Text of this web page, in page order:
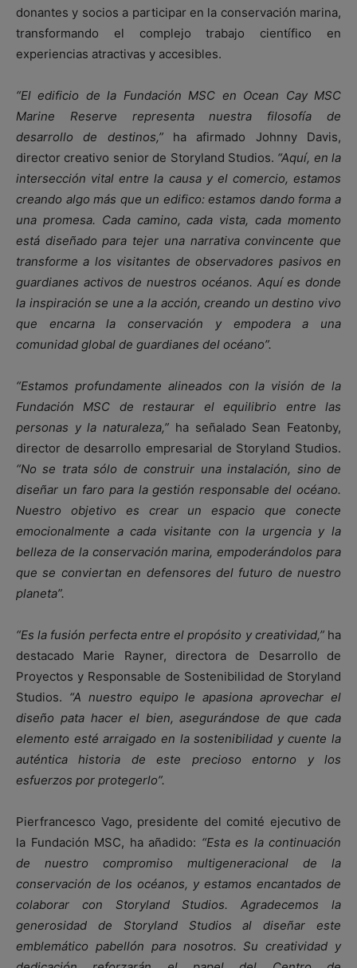
donantes y socios a participar en la conservación marina,
transformando el complejo trabajo científico en
experiencias atractivas y accesibles.
“El edificio de la Fundación MSC en Ocean Cay MSC
Marine Reserve representa nuestra filosofía de
desarrollo de destinos,”ha afirmado Johnny Davis,
director creativo senior de Storyland Studios. “Aquí, en la
intersección vital entre la causa y el comercio, estamos
creando algo más que un edifico: estamos dando forma a
una promesa. Cada camino, cada vista, cada momento
está diseñado para tejer una narrativa convincente que
transforme a los visitantes de observadores pasivos en
guardianes activos de nuestros océanos. Aquí es donde
la inspiración se une a la acción, creando un destino vivo
que encarna la conservación y empodera a una
comunidad global de guardianes del océano”.
“Estamos profundamente alineados con la visión de la
Fundación MSC de restaurar el equilibrio entre las
personas y la naturaleza,” ha señalado Sean Featonby,
director de desarrollo empresarial de Storyland Studios.
“No se trata sólo de construir una instalación, sino de
diseñar un faro para la gestión responsable del océano.
Nuestro objetivo es crear un espacio que conecte
emocionalmente a cada visitante con la urgencia y la
belleza de la conservación marina, empoderándolos para
que se conviertan en defensores del futuro de nuestro
planeta”.
“Es la fusión perfecta entre el propósito y creatividad,”ha
destacado Marie Rayner, directora de Desarrollo de
Proyectos y Responsable de Sostenibilidad de Storyland
Studios. “A nuestro equipo le apasiona aprovechar el
diseño pata hacer el bien, asegurándose de que cada
elemento esté arraigado en la sostenibilidad y cuente la
auténtica historia de este precioso entorno y los
esfuerzos por protegerlo”.
Pierfrancesco Vago, presidente del comité ejecutivo de
la Fundación MSC, ha añadido: “Esta es la continuación
de nuestro compromiso multigeneracional de la
conservación de los océanos, y estamos encantados de
colaborar con Storyland Studios. Agradecemos la
generosidad de Storyland Studios al diseñar este
emblemático pabellón para nosotros. Su creatividad y